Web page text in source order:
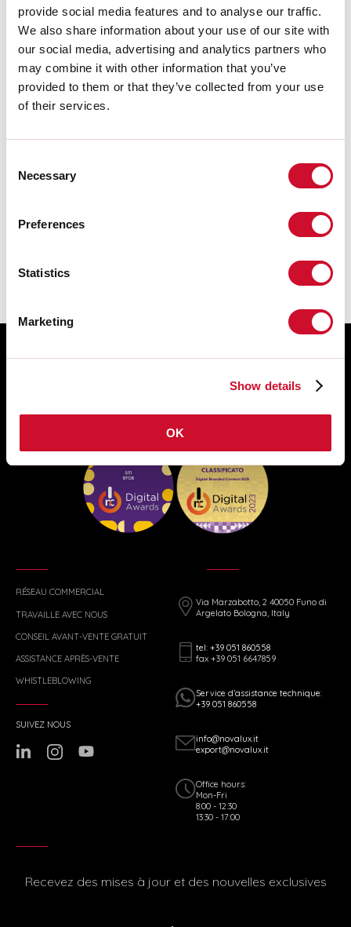
provide social media features and to analyse our traffic.
We also share information about your use of our site with
our social media, advertising and analytics partners who
may combine it with other information that you’ve
provided to them or that they’ve collected from your use
of their services.
Selection
Necessary
Preferences
Statistics
Marketing
Show details
OK
Classe d’isolation: I
Télécharger
CERTIFICATIONS CE
section download de la famille des
RÉSEAU COMMERCIAL
TRAVAILLE AVEC NOUS
CONSEIL AVANT-VENTE GRATUIT
ASSISTANCE APRÈS-VENTE
WHISTLEBLOWING
Via Marzabotto, 2 40050 Funo di
Argelato Bologna, Italy
tel: +39 051 860558
fax +39 051 6647859
Service d’assistance technique:
+39 051 860558
info@novalux.it
export@novalux.it
Office hours:
Mon-Fri
8:00 - 12:30
13:30 - 17:00
SUIVEZ NOUS
Recevez des mises à jour et des nouvelles exclusives